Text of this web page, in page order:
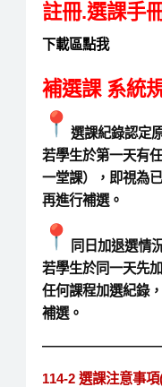
註冊.選課手
下載區點我
補選課 系統
選課紀錄認定
若學生於第一天有
一堂課），即視為
再進行補選。
同日加退選情
若學生於同一天先
任何課程加選紀錄
補選。
114-2 選課注意事